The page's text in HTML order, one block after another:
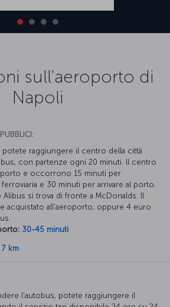
sull'aeroporto di
Napoli
potete raggiungere il centro della città
con partenze ogni 20 minuti. Il centro
e occorrono 15 minuti per
e 30 minuti per arrivare al porto.
Alibus si trova di fronte a McDonalds. Il
acquistato all'aeroporto, oppure 4 euro
30-45 minuti
7 km
l'autobus, potete raggiungere il